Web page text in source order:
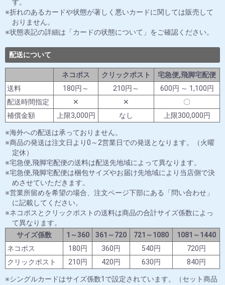
す。
折れのあるカードや状態が著しく悪いカードに関しては販売して
おりません。
状態表記の詳細は「カードの状態について」をご確認ください。
配送について
ネコポス クリックポスト
宅急便,飛脚宅配便
送料
180円～ 210円～
600円 ～ 1,100円
配送時間指定
✕ ✕
〇
補償金額
上限3,000円 なし 上限300,000円
海外への配送は承っておりません。
商品の発送は注文日より0～2営業日での発送となります。（火曜
定休）
宅急便,飛脚宅配便の送料は配送先地域によって異なります。
宅急便,飛脚宅配便は梱包サイズやお届け先地域により当店側で決
めさせていただきます。
営業所留めを希望の場合、注文ページ下部にある「問い合わせ」
に記載してください。
ネコポスとクリックポストの送料は商品の合計サイズ係数によっ
て異なります。
サイズ係数
1～360 361～720 721～1080
1081～1440
ネコポス
180円 360円 540円
720円
クリックポスト
210円 420円 630円 840円
シングルカードはサイズ係数1で設定されています。（セット商品